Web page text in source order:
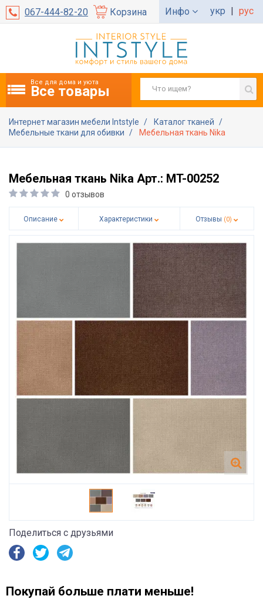
067-444-82-20 Корзина Инфо укр | рус
Все для дома и уюта
Все товары
Интернет магазин мебели Intstyle
Каталог тканей
Мебельные ткани для обивки
Мебельная ткань Nika
Мебельная ткань Nika Арт.: MT-00252
0 отзывов
Описание Характеристики Отзывы (0)
Поделиться с друзьями
Покупай больше плати меньше!